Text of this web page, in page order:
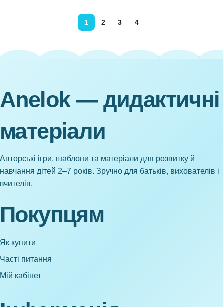
1 2 3 4
Anelok — дидактичні
матеріали
Авторські ігри, шаблони та матеріали для розвитку й
навчання дітей 2–7 років. Зручно для батьків, вихователів і
вчителів.
Покупцям
Як купити
Часті питання
Мій кабінет